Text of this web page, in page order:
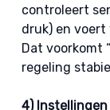
controleert
druk) en
Dat voorkomt
regeling
4)